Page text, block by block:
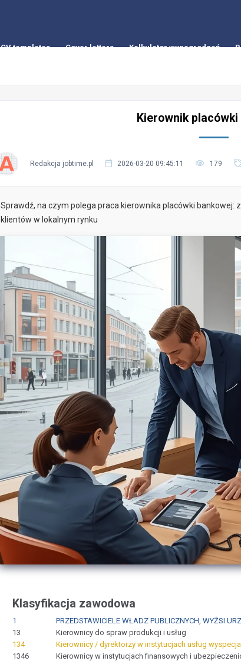
CV templates Cover letters Kalkulator wynagrodzeń
Kierownik
Redakcja jobtime.pl 2026-03-20 09:45:11 179
Sprawdź, na czym polega praca kierownika placówki bankowej:
klientów w lokalnym rynku
Klasyfikacja zawodowa
1
PRZEDSTAWICIELE WŁADZ PUBLICZNYCH, WYŻSI
13
Kierownicy do spraw produkcji i usług
134
Kierownicy / dyrektorzy w instytucjach usług
1346
Kierownicy w instytucjach finansowych i